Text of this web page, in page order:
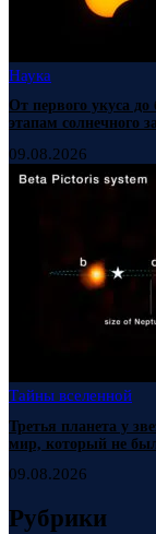
Наука
От первого укуса
этапам солнечного
09.08.2026
Тайны вселенной
Третья планета у
мир, который не
09.08.2026
Рубрики